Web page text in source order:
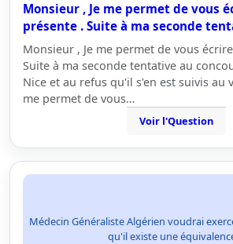
Monsieur , Je me permet de vous
présente . Suite à ma seconde
Monsieur , Je me permet de vous
Suite à ma seconde tentative au
Nice et au refus qu'il s'en est suivis au
me permet de vous…
Voir l'Question
Médecin Généraliste Algérien voudrai
qu'il existe une